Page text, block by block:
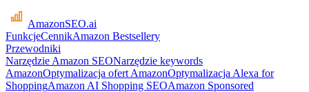
AmazonSEO.ai
FunkcjeCennikAmazon Bestsellery
Przewodniki
Narzędzie Amazon SEONarzędzie keywords
AmazonOptymalizacja ofert AmazonOptymalizacja Alexa for
ShoppingAmazon AI Shopping SEOAmazon Sponsored